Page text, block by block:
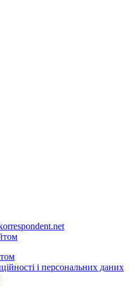
і персональних даних